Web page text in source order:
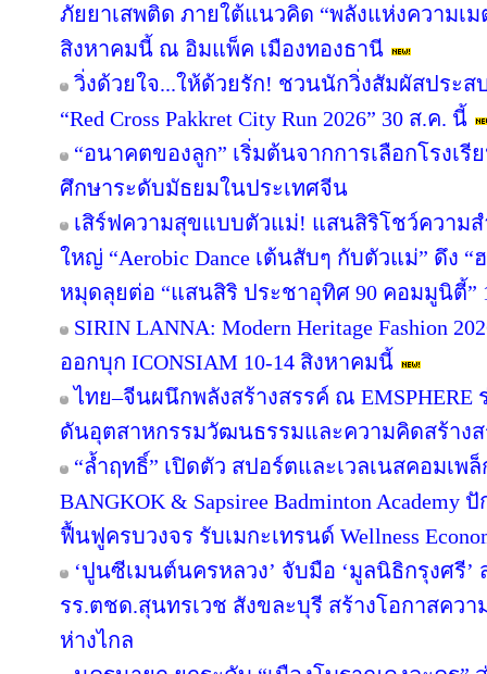
ภัยยาเสพติด ภายใต้แนวคิด “พลังแห่งความเ
สิงหาคมนี้ ณ อิมแพ็ค เมืองทองธานี
วิ่งด้วยใจ...ให้ด้วยรัก! ชวนนักวิ่งสัมผัสประ
“Red Cross Pakkret City Run 2026” 30 ส.ค. นี้
“อนาคตของลูก” เริ่มต้นจากการเลือกโรงเ
ศึกษาระดับมัธยมในประเทศจีน
เสิร์ฟความสุขแบบตัวแม่! แสนสิริโชว์ความสำ
ใหญ่ “Aerobic Dance เต้นสับๆ กับตัวแม่” ดึง
หมุดลุยต่อ “แสนสิริ ประชาอุทิศ 90 คอมมูนิตี้”
SIRIN LANNA: Modern Heritage Fashion
ออกบุก ICONSIAM 10-14 สิงหาคมนี้
ไทย–จีนผนึกพลังสร้างสรรค์ ณ
ดันอุตสาหกรรมวัฒนธรรมและความคิดสร้างส
“ล้ำฤทธิ์” เปิดตัว สปอร์ตและเวลเนสคอมเพ
BANGKOK & Sapsiree Badminton
ฟื้นฟูครบวงจร รับเมกะเทรนด์ Wellness
‘ปูนซีเมนต์นครหลวง’ จับมือ ‘มูลนิธิกรุงศรี’
รร.ตชด.สุนทรเวช สังขละบุรี สร้างโอกาสคว
ห่างไกล